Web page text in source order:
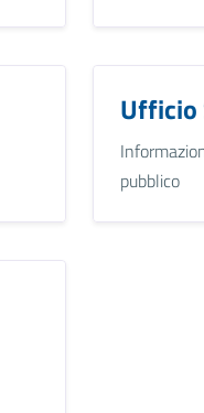
Ufficio
pubblico